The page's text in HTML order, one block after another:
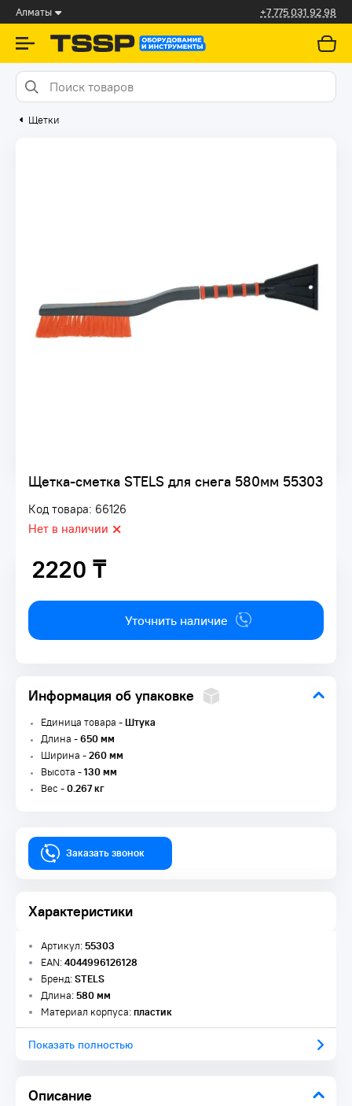
Алматы +7 775 031 92 98
Щетки
Щетка-сметка STELS для снега 580мм 55303
Код товара: 66126
Нет в наличии
2220 ₸
2220 ₸
Уточнить наличие
Информация об упаковке
Единица товара -Штука
Длина -650 мм
Ширина -260 мм
Высота -130 мм
Вес -0.267 кг
Заказать звонок
Характеристики
Описание
Артикул:55303
EAN:4044996126128
Бренд:STELS
Длина:580 мм
Материал корпуса:пластик
Показать полностью